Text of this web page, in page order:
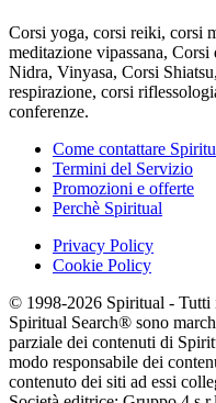
Corsi yoga, corsi reiki, corsi
meditazione vipassana,
Nidra, Vinyasa, Corsi
respirazione, corsi
conferenze.
Come contattare
Termini del Servizio
Promozioni e offerte
Perchè Spiritual
Privacy Policy
Cookie Policy
© 1998-2026 Spiritual -
Spiritual Search® sono
parziale dei contenuti di
modo responsabile dei
contenuto dei siti ad essi